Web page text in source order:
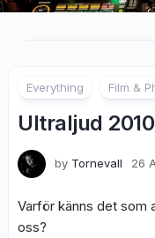
Everything Film &
Ultraljud 2010
by Tornevall 26
Varför känns det som
oss?